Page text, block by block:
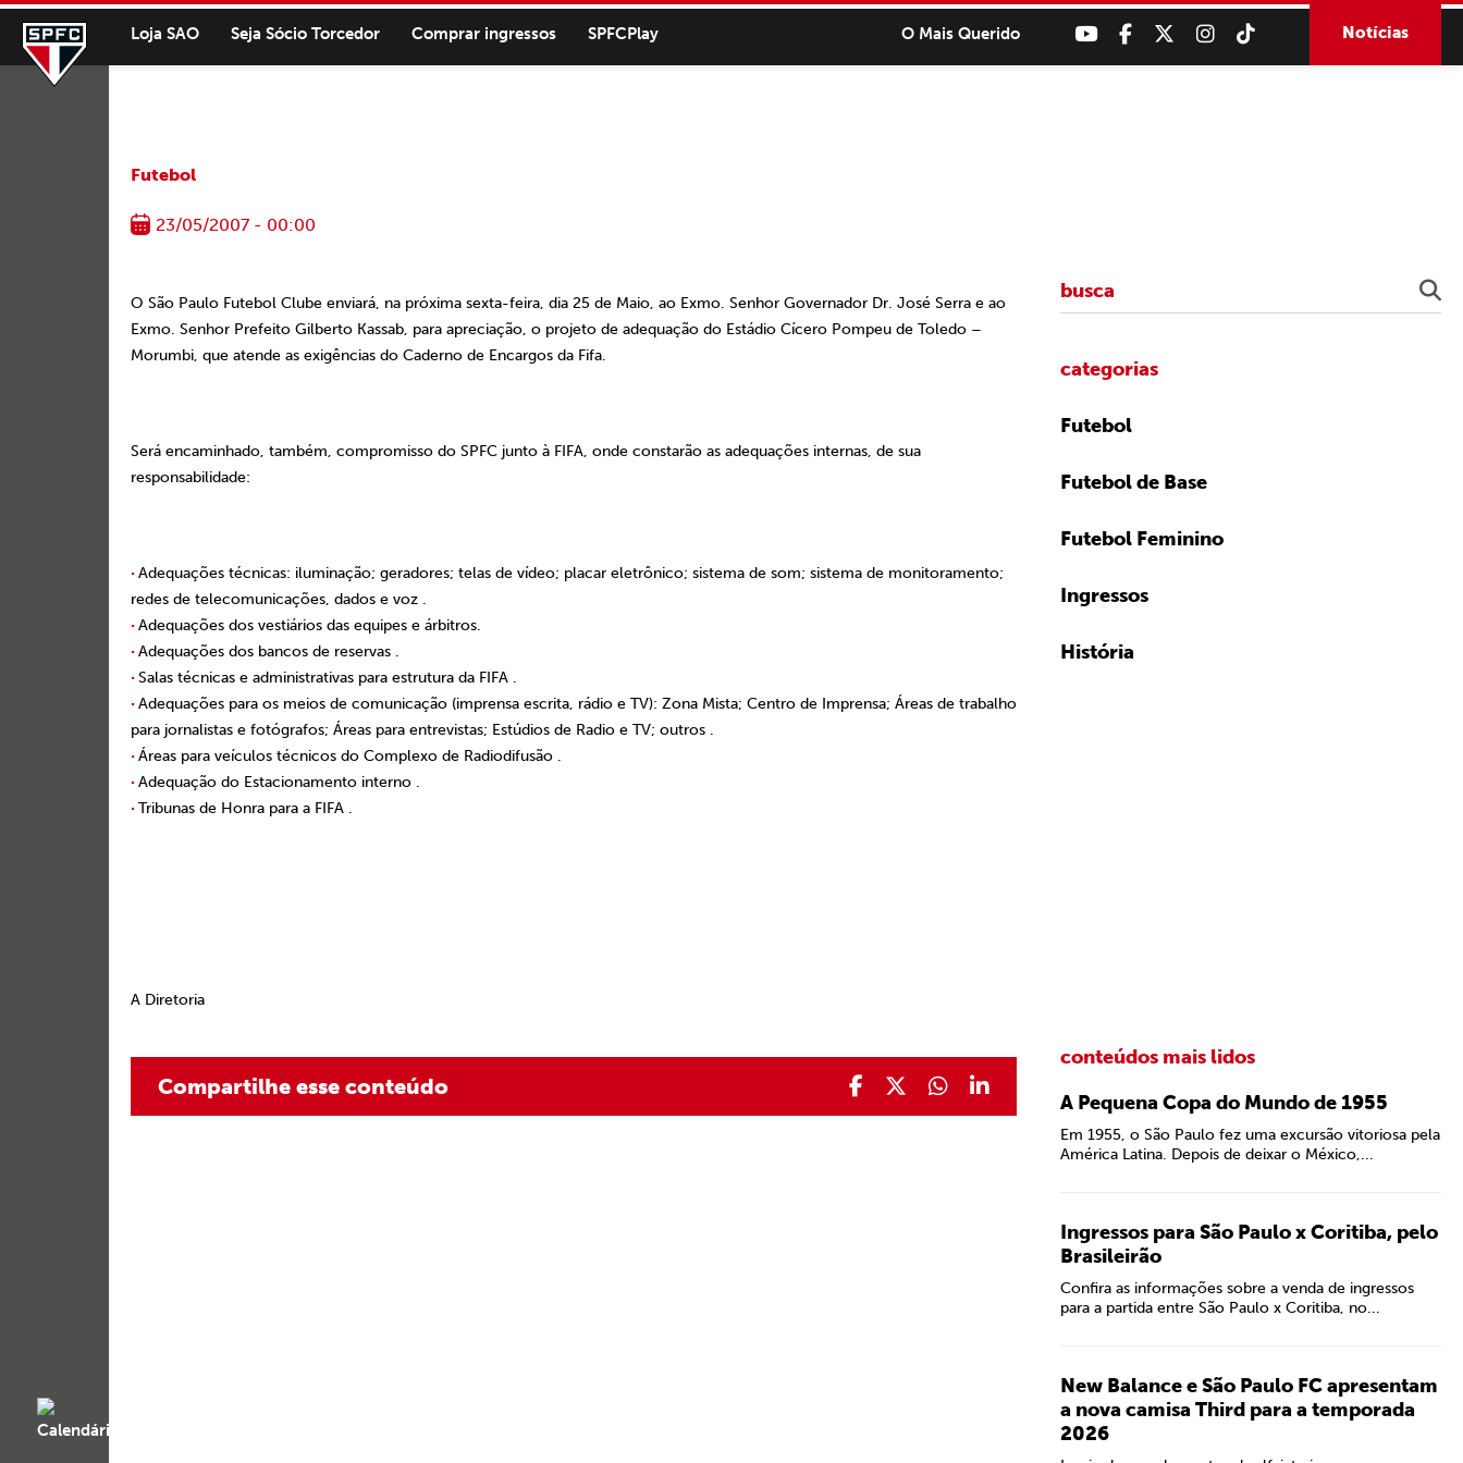
Loja SAO Seja Sócio Torcedor Comprar ingressos SPFCPlay O Mais Querido Notícias
Futebol
23/05/2007 - 00:00
O São Paulo Futebol Clube enviará, na próxima sexta-feira, dia 25 de Maio, ao Exmo. Senhor Governador Dr. José Serra e ao
Exmo. Senhor Prefeito Gilberto Kassab, para apreciação, o projeto de adequação do Estádio Cícero Pompeu de Toledo –
Morumbi, que atende as exigências do Caderno de Encargos da Fifa.
Será encaminhado, também, compromisso do SPFC junto à FIFA, onde constarão as adequações internas, de sua
responsabilidade:
·Adequações técnicas: iluminação; geradores; telas de vídeo; placar eletrônico; sistema de som; sistema de monitoramento;
redes de telecomunicações, dados e voz .
·Adequações dos vestiários das equipes e árbitros.
·Adequações dos bancos de reservas .
·Salas técnicas e administrativas para estrutura da FIFA .
·Adequações para os meios de comunicação (imprensa escrita, rádio e TV): Zona Mista; Centro de Imprensa; Áreas de trabalho
para jornalistas e fotógrafos; Áreas para entrevistas; Estúdios de Radio e TV; outros .
·Áreas para veículos técnicos do Complexo de Radiodifusão .
·Adequação do Estacionamento interno .
·Tribunas de Honra para a FIFA .
A Diretoria
Compartilhe esse conteúdo
categorias
Futebol
Futebol de Base
Futebol Feminino
Ingressos
História
conteúdos mais lidos
A Pequena Copa do Mundo de 1955
Em 1955, o São Paulo fez uma excursão vitoriosa pela
América Latina. Depois de deixar o México,...
Ingressos para São Paulo x Coritiba, pelo
Brasileirão
Confira as informações sobre a venda de ingressos
para a partida entre São Paulo x Coritiba, no...
New Balance e São Paulo FC apresentam
a nova camisa Third para a temporada
2026